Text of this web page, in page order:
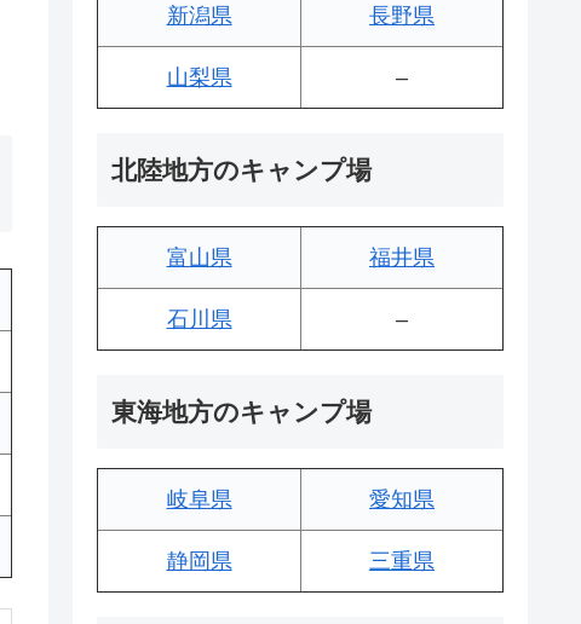
新潟県 長野県
山梨県 –
北陸地方のキャンプ場
富山県 福井県
石川県 –
東海地方のキャンプ場
岐阜県 愛知県
静岡県 三重県